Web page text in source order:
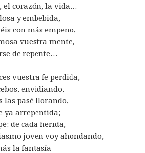
el corazón, la vida…
y embebida,
con más empeño,
vuestra mente,
de repente…
vuestra fe perdida,
envidiando,
las pasé llorando,
ya arrepentida;
de cada herida,
joven voy ahondando,
la fantasía